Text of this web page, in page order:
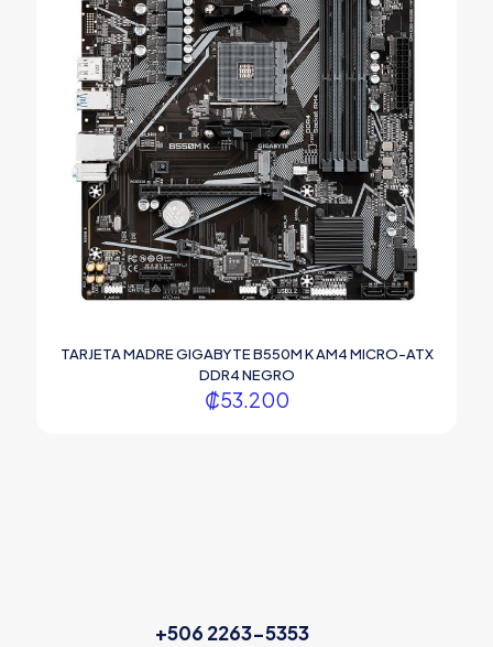
TARJETA MADRE GIGABYTE B550M K AM4 MICRO-ATX
DDR4 NEGRO
₡53.200
+506 2263-5353